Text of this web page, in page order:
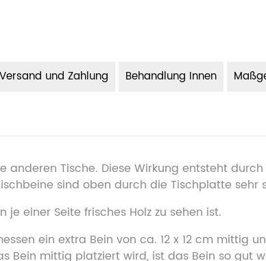
anderen Tische. Diese Wirkung entsteht
sind oben durch die Tischplatte sehr
einer Seite frisches Holz zu sehen ist.
ein extra Bein von ca. 12 x 12 cm mittig
Bein mittig platziert wird, ist das Bein so gut
Versand und Zahlung Behandlung Innen